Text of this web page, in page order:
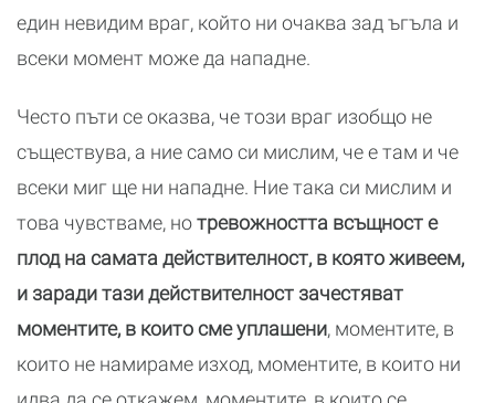
един невидим враг, който ни очаква зад ъгъла и
всеки момент може да нападне.
Често пъти се оказва, че този враг изобщо не
съществува, а ние само си мислим, че е там и че
всеки миг ще ни нападне. Ние така си мислим и
това чувстваме, нотревожността всъщност е
плод на самата действителност, в която живеем,
и заради тази действителност зачестяват
моментите, в които сме уплашени, моментите, в
които не намираме изход, моментите, в които ни